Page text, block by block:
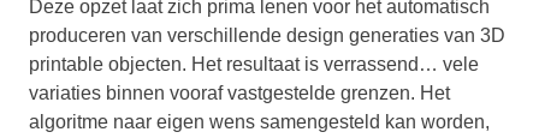
Deze opzet laat zich prima lenen voor het automatisch
produceren van verschillende design generaties van 3D
printable objecten. Het resultaat is verrassend… vele
variaties binnen vooraf vastgestelde grenzen. Het
algoritme naar eigen wens samengesteld kan worden,